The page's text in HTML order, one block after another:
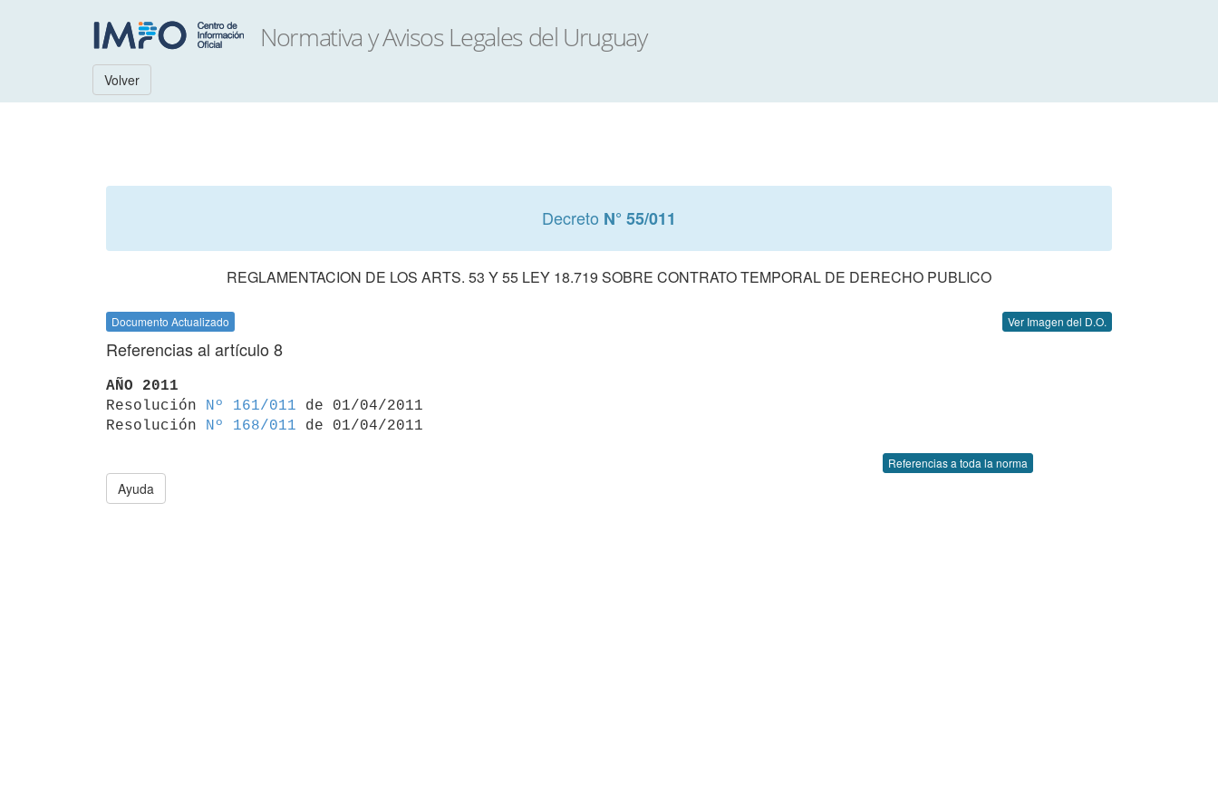
Volver
Decreto N° 55/011
REGLAMENTACION DE LOS ARTS. 53 Y 55 LEY 18.719 SOBRE CONTRATO TEMPORAL DE DERECHO PUBLICO
Documento Actualizado Ver Imagen del D.O.
Referencias al artículo 8
AÑO 2011
Resolución
Nº 161/011 de 01/04/2011
Resolución
Nº 168/011
Referencias a toda la norma
Ayuda